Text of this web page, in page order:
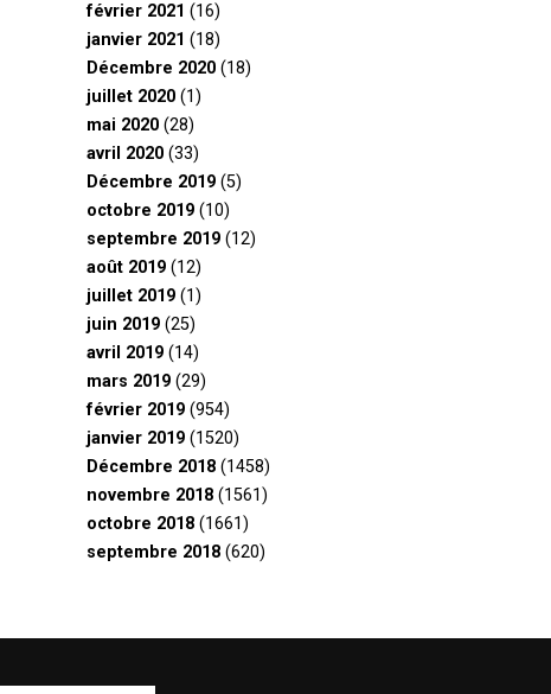
février 2021 (16)
janvier 2021 (18)
Décembre 2020 (18)
juillet 2020 (1)
mai 2020 (28)
avril 2020 (33)
Décembre 2019 (5)
octobre 2019 (10)
septembre 2019 (12)
août 2019 (12)
juillet 2019 (1)
juin 2019 (25)
avril 2019 (14)
mars 2019 (29)
février 2019 (954)
janvier 2019 (1520)
Décembre 2018 (1458)
novembre 2018 (1561)
octobre 2018 (1661)
septembre 2018 (620)